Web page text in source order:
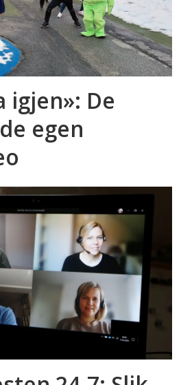
igjen»: De
egen